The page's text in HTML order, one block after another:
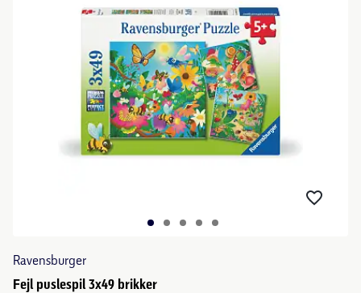
Ravensburger
Fejl puslespil 3x49 brikker